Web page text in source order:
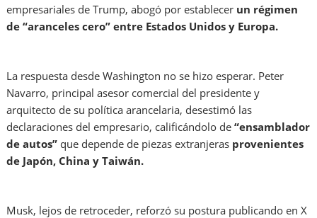
empresariales de Trump, abogó por establecer un régimen
de “aranceles cero” entre Estados Unidos y Europa.
La respuesta desde Washington no se hizo esperar. Peter
Navarro, principal asesor comercial del presidente y
arquitecto de su política arancelaria, desestimó las
declaraciones del empresario, calificándolo de“ensamblador
de autos” que depende de piezas extranjeras provenientes
de Japón, China y Taiwán.
Musk, lejos de retroceder, reforzó su postura publicando en X